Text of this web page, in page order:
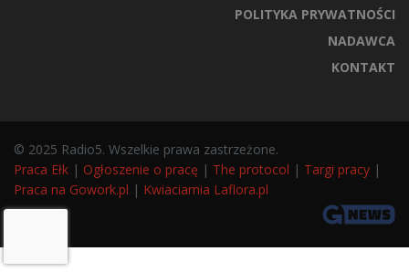
POLITYKA PRYWATNOŚCI
NADAWCA
KONTAKT
© 2025 Radio5. Wszelkie prawa zastrzeżone.
Praca Ełk | Ogłoszenie o pracę | The protocol | Targi pracy |
Praca na Gowork.pl | Kwiaciarnia Laflora.pl